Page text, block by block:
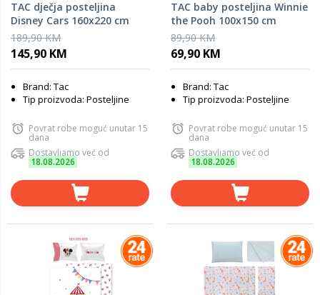
TAC dječja posteljina
Disney Cars 160x220 cm
189,90 KM
145,90 KM
Brand: Tac
Tip proizvoda: Posteljine
Povrat robe moguć unutar 15
dana
Dostavljamo već od
18.08.2026
TAC baby posteljina Winnie
the Pooh 100x150 cm
89,90 KM
69,90 KM
Brand: Tac
Tip proizvoda: Posteljine
Povrat robe moguć unutar 15
dana
Dostavljamo već od
18.08.2026